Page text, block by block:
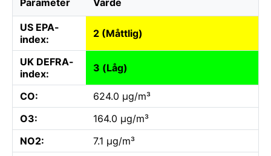
US EPA-
index:
2 (Måttlig)
UK DEFRA-
index:
3 (Låg)
CO:
624.0 µg/m³
O3:
164.0 µg/m³
NO2:
7.1 µg/m³